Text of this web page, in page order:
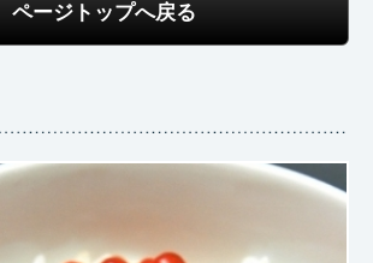
ページトップへ戻る